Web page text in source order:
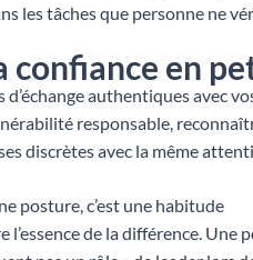
les tâches que personne ne
confiance en
d’échange authentiques avec
responsable,
discrètes avec la même
posture, c’est une habitude
de la différence. Une